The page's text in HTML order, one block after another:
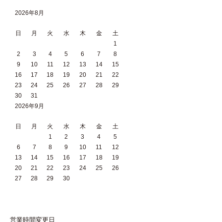
2026年8月
日 月 火 水 木 金
土
1
2
3 4 5 6 7
8
9
10 11 12 13 14
15
16
17 18 19 20 21
22
23
24 25 26 27 28
29
30
31
2026年9月
日 月 火 水 木 金
土
1
2 3 4
5
6
7 8 9 10 11
12
13
14 15 16 17 18
19
20
21 22 23 24 25
26
27
28 29 30
営業時間変更日